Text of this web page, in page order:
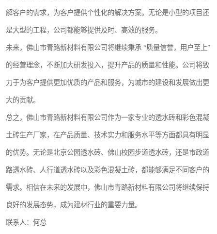
解客户的需求，为客户提供个性化的解决方案。无论是小型的项目还
是大型的工程，公司都能够提供及时、高效的服务。
未来，佛山市青路新材料有限公司将继续秉承 “质量信誉，用户至上”
的经营理念，不断加大研发投入，提升产品的质量和性能。公司将致
力于为客户提供更加优质的产品和服务，为城市的建设和发展做出更
大的贡献。
总之，佛山市青路新材料有限公司作为一家专业的透水砖和彩色混凝
土砖生产厂家，在产品质量、技术实力和服务水平等方面都具有明显
的优势。无论是北京公园透水砖、佛山校园步道透水砖，还是市政道
路透水砖、人行道透水砖以及彩色混凝土砖，都能够满足不同客户的
需求。相信在未来的发展中，佛山市青路新材料有限公司将继续保持
良好的发展态势，成为建材行业的重要力量。
联系人：何总